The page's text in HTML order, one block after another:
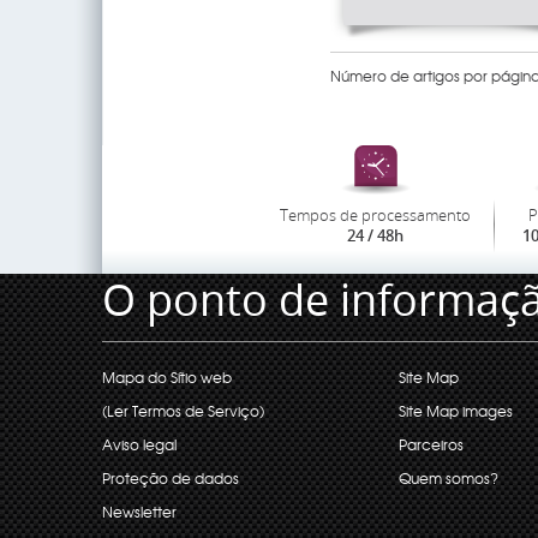
Número de artigos por
Tempos de processamento
24 / 48h
O ponto de
Mapa do Sítio web
(Ler Termos de Serviço)
Aviso legal
Proteção de dados
Newsletter
Site Map
Site Map images
Parceiros
Quem somos?